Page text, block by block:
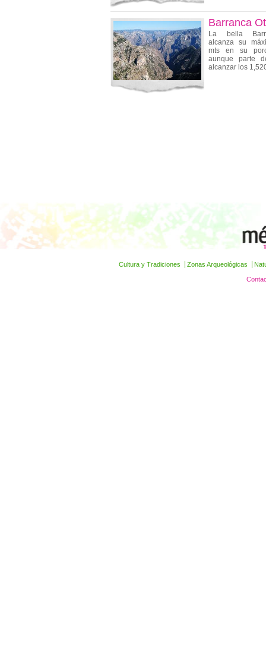
Barranca
La bella
alcanza su
mts en su
aunque parte
alcanzar los
Cultura y Tradiciones Zonas Arqueológicas